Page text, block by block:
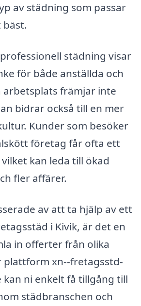
av städning som passar
bäst.
städning visar
för både anställda och
arbetsplats främjar inte
bidrar också till en mer
Kunder som besöker
företag får ofta ett
kan leda till ökad
fler affärer.
av att ta hjälp av ett
i Kivik, är det en
in offerter från olika
plattform xn--fretagsstd-
kan ni enkelt få tillgång till
städbranschen och